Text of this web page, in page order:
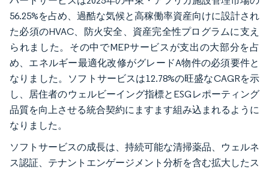
56.25%を占め、過酷な気候と高稼働率資産向けに設計され
た必須のHVAC、防火安全、資産完全性プログラムに支え
られました。その中でMEPサービスが支出の大部分を占
め、エネルギー最適化改修がグレードA物件の必須要件と
なりました。ソフトサービスは12.78%の旺盛なCAGRを示
し、居住者のウェルビーイング指標とESGレポーティング
品質を向上させる統合契約にますます組み込まれるように
なりました。
ソフトサービスの成長は、持続可能な清掃薬品、ウェルネ
ス認証、テナントエンゲージメント分析を含む拡大したス